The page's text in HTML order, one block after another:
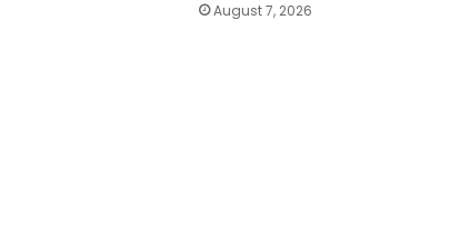
August 7, 2026